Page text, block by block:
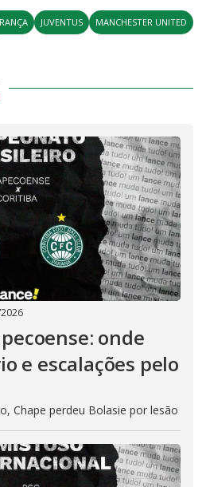
JUVENTUS MANCHESTER UNITED
onde
e escalações pelo
Chape perdeu Bolasie por lesão